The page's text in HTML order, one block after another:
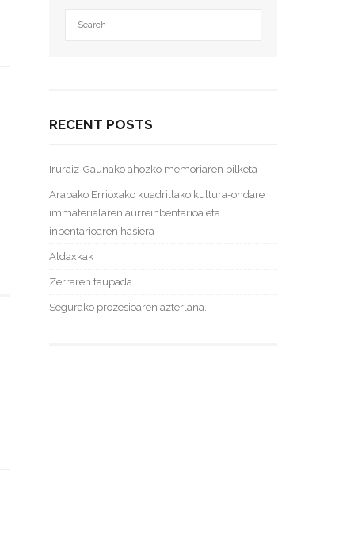
RECENT POSTS
Iruraiz-Gaunako ahozko memoriaren bilketa
Arabako Errioxako kuadrillako kultura-ondare
immaterialaren aurreinbentarioa eta
inbentarioaren hasiera
Aldaxkak
Zerraren taupada
Segurako prozesioaren azterlana.